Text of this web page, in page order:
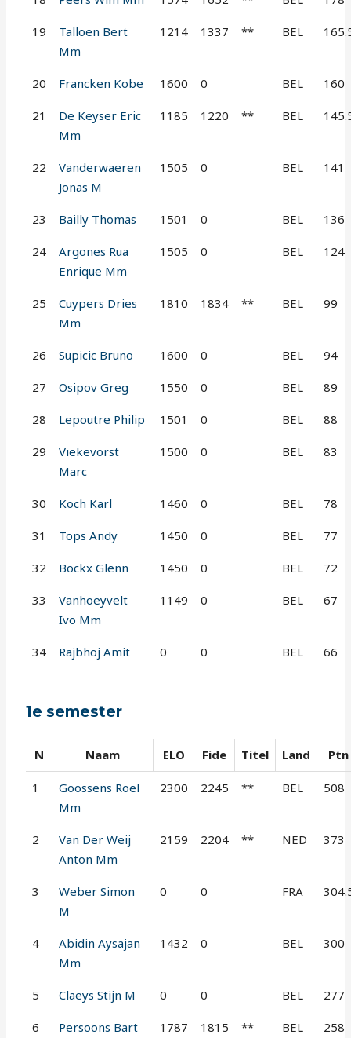
19
Talloen Bert
Mm
1214 1337 ** BEL
20 Francken Kobe 1600 0 BEL 160
21
De Keyser Eric
Mm
1185 1220 ** BEL
22
Vanderwaeren
Jonas M
1505 0 BEL 141
23 Bailly Thomas 1501 0 BEL 136
24
Argones Rua
Enrique Mm
1505 0 BEL 124
25
Cuypers Dries
Mm
1810 1834 ** BEL 99
26 Supicic Bruno 1600 0 BEL 94
27 Osipov Greg 1550 0 BEL 89
28 Lepoutre Philip 1501 0 BEL 88
29
Viekevorst
Marc
1500 0 BEL 83
30 Koch Karl 1460 0 BEL 78
31 Tops Andy 1450 0 BEL 77
32 Bockx Glenn 1450 0 BEL 72
33
Vanhoeyvelt
Ivo Mm
1149 0 BEL 67
34 Rajbhoj Amit 0 0 BEL 66
1e semester
N Naam ELO Fide Titel Land Ptn
1
Goossens Roel
Mm
2300 2245 ** BEL 508
2
Van Der Weij
Anton Mm
2159 2204 ** NED 373
3
Weber Simon
M
0 0 FRA
4
Abidin Aysajan
Mm
1432 0 BEL 300
5 Claeys Stijn M 0 0 BEL 277
6
Persoons Bart
1787 1815 ** BEL 258